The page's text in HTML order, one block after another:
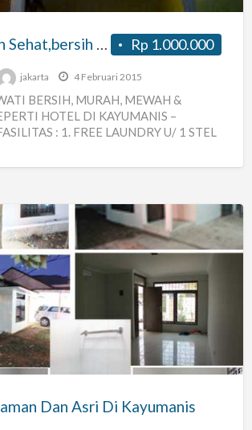
Rp 1.000.000
Kost Rumah Sehat,bersih & Strategis Di Tengah Kota
jakarta 4 Februari 2015
BERSIH, MURAH, MEWAH &
HOTEL DI KAYUMANIS –
: 1. FREE LAUNDRY U/ 1 STEL
Dan Asri Di Kayumanis